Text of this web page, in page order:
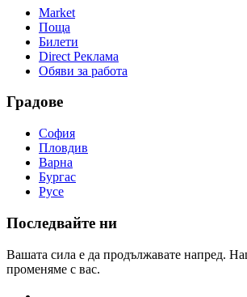
Market
Поща
Билети
Direct Реклама
Обяви за работа
Градове
София
Пловдив
Варна
Бургас
Русе
Последвайте ни
Вашата сила е да продължавате напред.
променяме с вас.